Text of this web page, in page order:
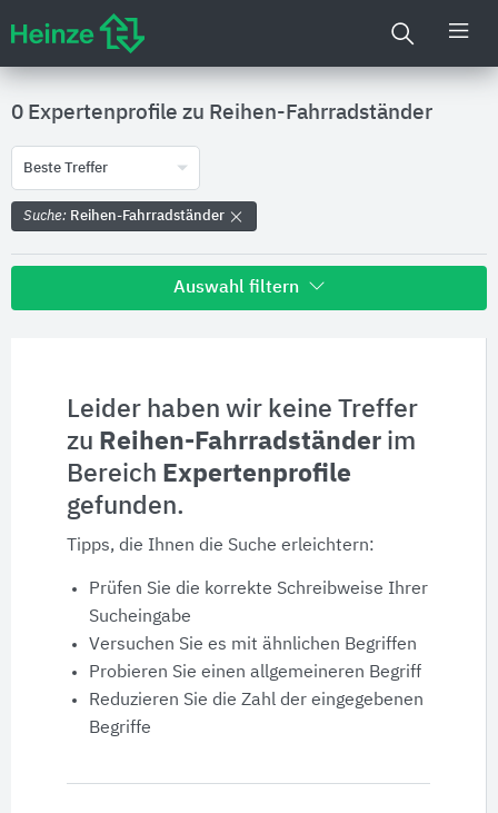
0 Expertenprofile zu Reihen-Fahrradständer
Beste Treffer
Suche: Reihen-Fahrradständer
Auswahl filtern
Produktinformationen
Produktdaten
Ausschreibungstexte
CAD-Details
Architekturobjekte
Leider haben wir keine Treffer
zu Reihen-Fahrradständer im
Bereich Expertenprofile
gefunden.
Tipps, die Ihnen die Suche erleichtern:
Prüfen Sie die korrekte Schreibweise Ihrer
Sucheingabe
Versuchen Sie es mit ähnlichen Begriffen
Probieren Sie einen allgemeineren Begriff
Reduzieren Sie die Zahl der eingegebenen
Begriffe